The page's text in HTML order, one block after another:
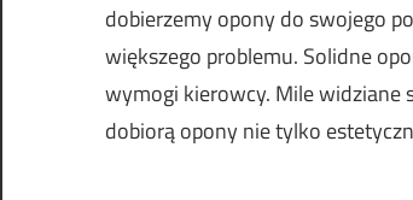
dobierzemy opony do swojego
większego problemu. Solidne
wymogi kierowcy. Mile widziane
dobiorą opony nie tylko